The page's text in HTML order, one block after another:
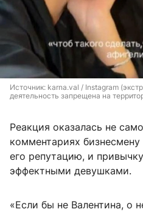
Источник: karna.val / Instagram
деятельность запрещена на
Реакция оказалась не
комментариях
его репутацию, и
эффектными девушками.
«Если бы не Валентина, о